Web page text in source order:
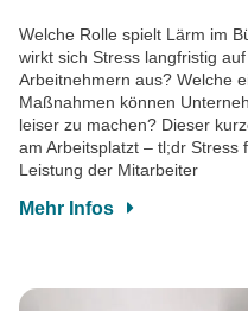
Welche Rolle spielt Lärm im
wirkt sich Stress langfristig
Arbeitnehmern aus? Welche
Maßnahmen können
leiser zu machen? Dieser
am Arbeitsplatzt – tl;dr Stress
Leistung der Mitarbeiter
Mehr Infos